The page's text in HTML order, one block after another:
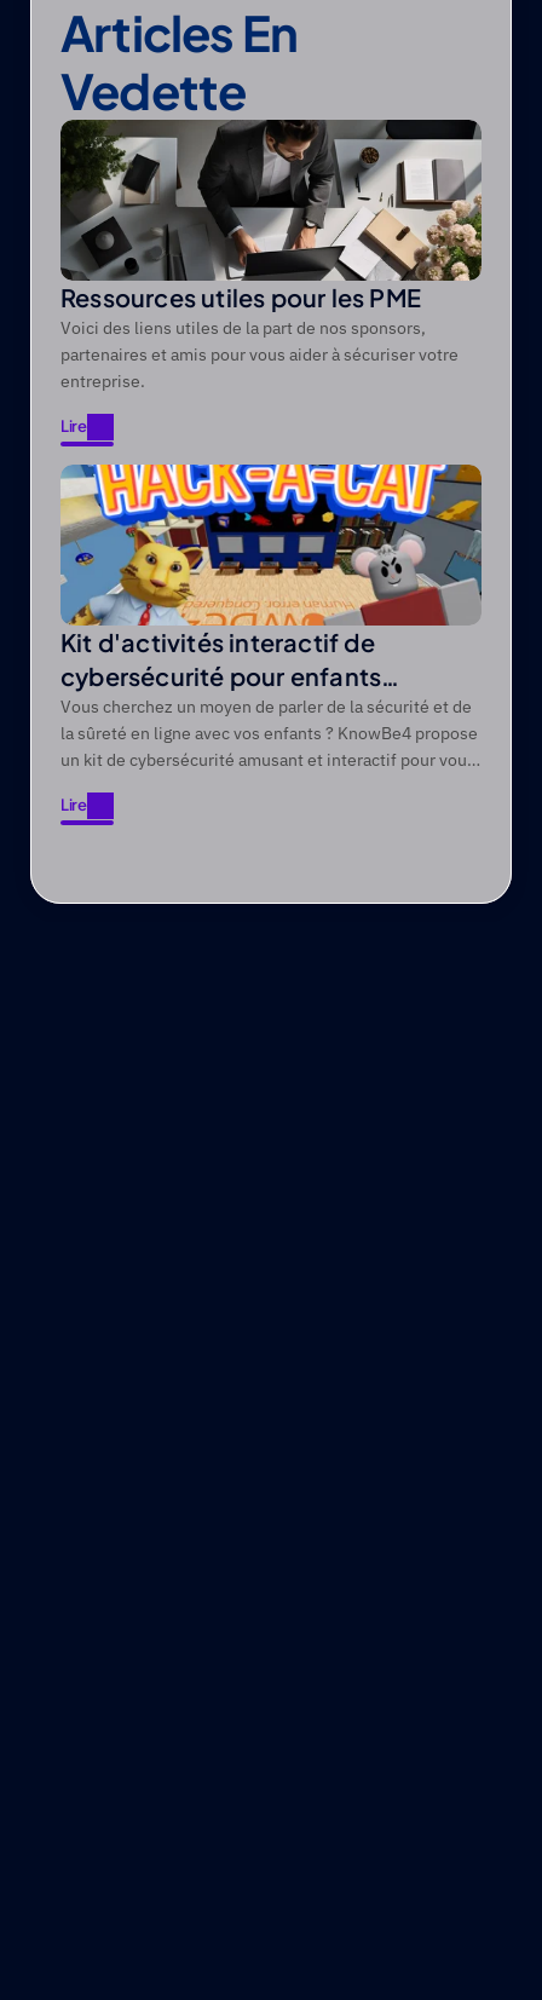
Articles En
Vedette
Ressources utiles pour les PME
Voici des liens utiles de la part de nos sponsors,
partenaires et amis pour vous aider à sécuriser votre
entreprise.
Lire
Lire
Kit d'activités interactif de
cybersécurité pour enfants
KnowBe4
Vous cherchez un moyen de parler de la sécurité et de
la sûreté en ligne avec vos enfants ? KnowBe4 propose
un kit de cybersécurité amusant et interactif pour vous
matière de sécurité et de sûreté en ligne.
Lire
Lire